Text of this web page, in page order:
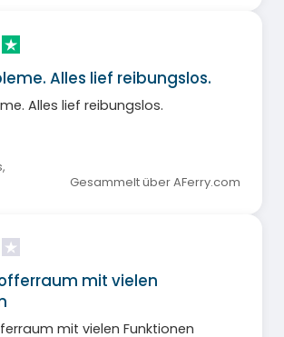
Alles lief reibungslos.
Alles lief reibungslos.
,
Gesammelt über AFerry.com
mit vielen
mit vielen Funktionen